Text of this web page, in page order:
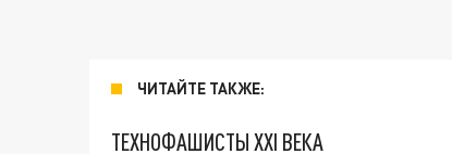
ЧИТАЙТЕ ТАКЖЕ:
ТЕХНОФАШИСТЫ XXI ВЕКА